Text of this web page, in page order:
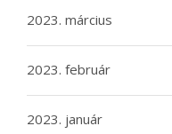
2023. március
2023. február
2023. január